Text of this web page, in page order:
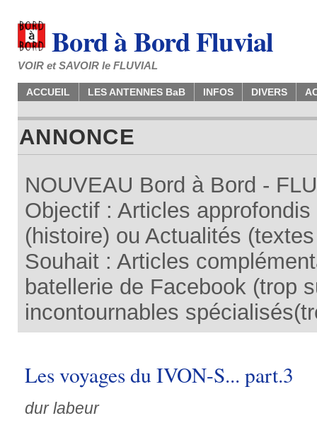
Bord à Bord Fluvial
VOIR et SAVOIR le FLUVIAL
ACCUEIL LES ANTENNES BaB INFOS DIVERS
ANNONCE
NOUVEAU Bord à Bord -
Objectif : Articles
(histoire) ou Actualités
Souhait : Articles
batellerie de Facebook (trop
incontournables
Les voyages du IVON-S... part.3
dur labeur